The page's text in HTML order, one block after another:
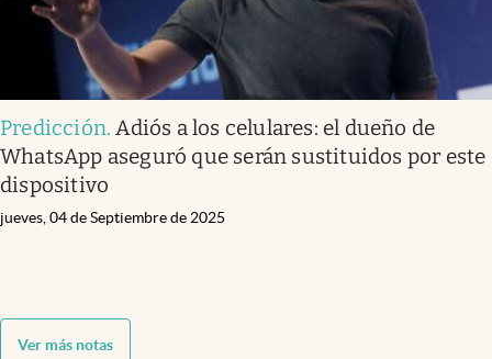
Predicción.Adiós a los celulares: el dueño de
WhatsApp aseguró que serán sustituidos por este
dispositivo
jueves, 04 de Septiembre de 2025
Ver más notas